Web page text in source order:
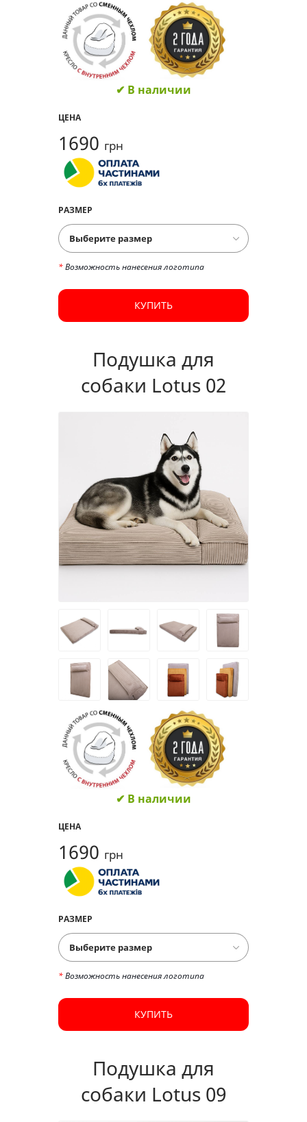
✔ В наличии
ЦЕНА
1690 грн
РАЗМЕР
*Возможность нанесения логотипа
КУПИТЬ
Подушка для
собаки Lotus 02
✔ В наличии
ЦЕНА
1690 грн
РАЗМЕР
*Возможность нанесения логотипа
КУПИТЬ
Подушка для
собаки Lotus 09